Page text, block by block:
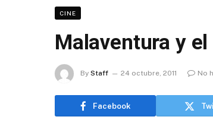
CINE
Malaventura y
By Staff 24 octubre, 2011 No
Facebook